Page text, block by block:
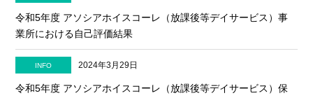
令和5年度 アソシアホイスコーレ（放課後等デイサービス）事
業所における自己評価結果
INFO 2024年3月29日
令和5年度 アソシアホイスコーレ（放課後等デイサービス）保